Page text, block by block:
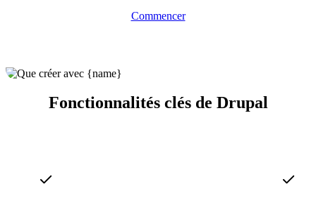
Commencer
Fonctionnalités clés de Drupal